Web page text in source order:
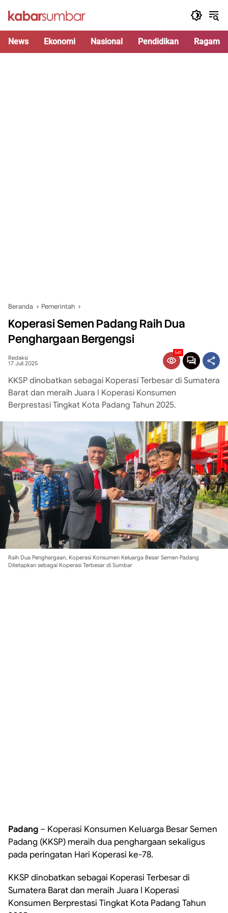
News Ekonomi Nasional Pendidikan Ragam
Beranda Pemerintah
Koperasi Semen Padang Raih Dua
Penghargaan Bergengsi
Redaksi
17 Juli 2025
541
KKSP dinobatkan sebagai Koperasi Terbesar di Sumatera
Barat dan meraih Juara I Koperasi Konsumen
Berprestasi Tingkat Kota Padang Tahun 2025.
Raih Dua Penghargaan, Koperasi Konsumen Keluarga Besar Semen Padang
Ditetapkan sebagai Koperasi Terbesar di Sumbar
Padang – Koperasi Konsumen Keluarga Besar Semen
Padang (KKSP) meraih dua penghargaan sekaligus
pada peringatan Hari Koperasi ke-78.
KKSP dinobatkan sebagai Koperasi Terbesar di
Sumatera Barat dan meraih Juara I Koperasi
Konsumen Berprestasi Tingkat Kota Padang Tahun